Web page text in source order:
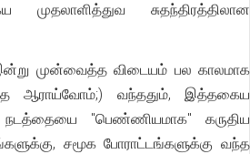
சுதந்திரத்திலான
முன்வைத்த விடையம் பல காலமாக
ஆராய்வோம்;) வந்ததும், இத்தகைய
நடத்தையை "பெண்ணியமாக" கருதிய
சமூக போராட்டங்களுக்கு வந்த